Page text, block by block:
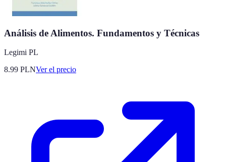
Análisis de Alimentos. Fundamentos y Técnicas
Legimi PL
8.99 PLNVer el precio